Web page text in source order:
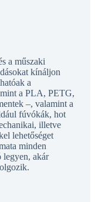
kínáljon
a
a PLA, PETG,
–, valamint a
fúvókák, hot
illetve
lehetőséget
minden
akár